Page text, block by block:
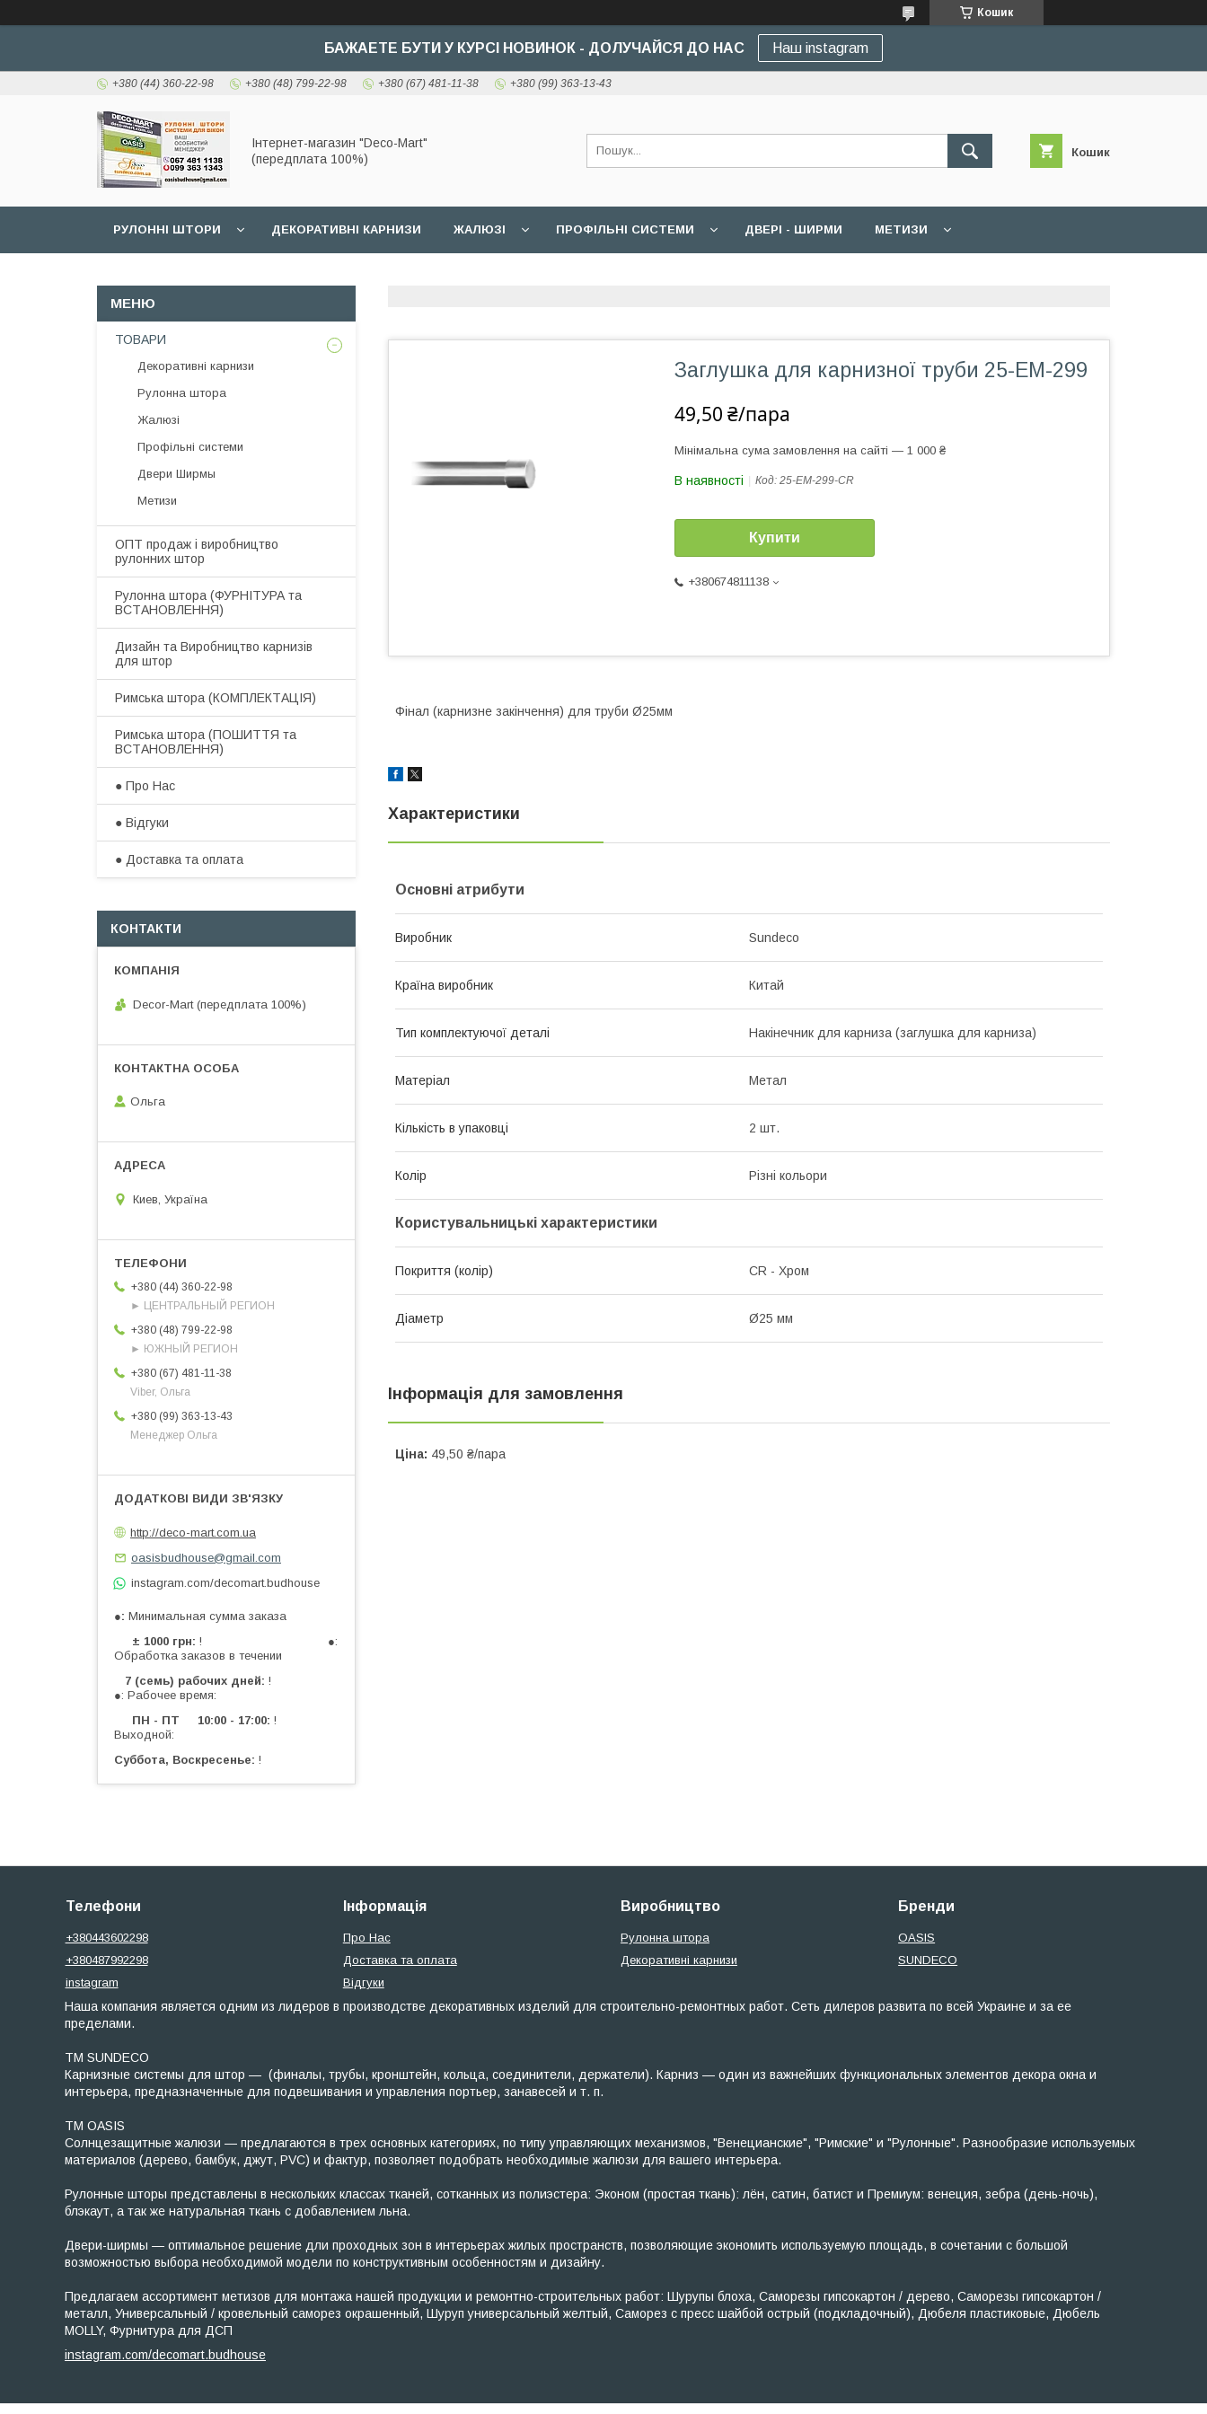
Кошик
БАЖАЕТЕ БУТИ У КУРСІ НОВИНОК - ДОЛУЧАЙСЯ ДО НАС Наш instagram
+380 (44) 360-22-98 +380 (48) 799-22-98 +380 (67) 481-11-38 +380 (99) 363-13-43
Інтернет-магазин "Deco-Mart"
(передплата 100%)
Кошик
РУЛОННІ ШТОРИ ДЕКОРАТИВНІ КАРНИЗИ ЖАЛЮЗІ ПРОФІЛЬНІ СИСТЕМИ ДВЕРІ - ШИРМИ МЕТИЗИ
Заглушка для карнизної труби 25-EM-299
49,50 ₴/пара
Мінімальна сума замовлення на сайті — 1 000 ₴
В наявності Код: 25-EM-299-CR
Купити
+380674811138
Фінал (карнизне закінчення) для труби Ø25мм
Характеристики
Основні атрибути
Виробник Sundeco
Країна виробник Китай
Тип комплектуючої деталі Накінечник для карниза (заглушка для карниза)
Матеріал Метал
Кількість в упаковці 2 шт.
Колір Різні кольори
Користувальницькі характеристики
Покриття (колір) CR - Хром
Діаметр Ø25 мм
Інформація для замовлення
Ціна: 49,50 ₴/пара
ТОВАРИ
Декоративні карнизи
Рулонна штора
Жалюзі
Профільні системи
Двери Ширмы
Метизи
ОПТ продаж і виробництво
рулонних штор
​Рулонна штора (ФУРНІТУРА та
ВСТАНОВЛЕННЯ)
Дизайн та Виробництво карнизів
для штор
​Римська штора (КОМПЛЕКТАЦІЯ)
Римська штора (ПОШИТТЯ та
ВСТАНОВЛЕННЯ)
● Про Нас
● Відгуки
● Доставка та оплата​
КОНТАКТИ
Decor-Mart (передплата 100%)
Ольга
Киев, Україна
+380 (44) 360-22-98
► ЦЕНТРАЛЬНЫЙ РЕГИОН
+380 (48) 799-22-98
► ЮЖНЫЙ РЕГИОН
+380 (67) 481-11-38
Viber, Ольга
+380 (99) 363-13-43
Менеджер Ольга
http://deco-mart.com.ua
oasisbudhouse@gmail.com
instagram.com/decomart.budhouse
● Минимальная сумма заказа
± 1000 грн ! ●:
Обработка заказов в течении
7 (семь) рабочих дней !
●: Рабочее время:
ПН - ПТ 10:00 - 17:00 !
Выходной:
Суббота, Воскресенье !
Телефони
+380443602298
+380487992298
instagram
Інформація
Про Нас
Доставка та оплата
Відгуки
Виробництво
Рулонна штора
Декоративні карнизи
Бренди
OASIS
SUNDECO
Наша компания является одним из лидеров в производстве декоративных изделий для строительно-ремонтных работ. Сеть дилеров развита по всей Украине и за ее
пределами.
ТМ SUNDECO
Карнизные системы для штор — (финалы, трубы, кронштейн, кольца, соединители, держатели). Карниз — один из важнейших функциональных элементов декора окна и
интерьера, предназначенные для подвешивания и управления портьер, занавесей и т. п.
TM OASIS
Солнцезащитные жалюзи — предлагаются в трех основных категориях, по типу управляющих механизмов, "Венецианские", "Римские" и "Рулонные". Разнообразие используемых
материалов (дерево, бамбук, джут, PVC) и фактур, позволяет подобрать необходимые жалюзи для вашего интерьера.
Рулонные шторы представлены в нескольких классах тканей, сотканных из полиэстера: Эконом (простая ткань): лён, сатин, батист и Премиум: венеция, зебра (день-ночь),
блэкаут, а так же натуральная ткань с добавлением льна.
Двери-ширмы — оптимальное решение дли проходных зон в интерьерах жилых пространств, позволяющие экономить используемую площадь, в сочетании с большой
возможностью выбора необходимой модели по конструктивным особенностям и дизайну.
Предлагаем ассортимент метизов для монтажа нашей продукции и ремонтно-строительных работ: Шурупы блоха, Саморезы гипсокартон / дерево, Саморезы гипсокартон /
металл, Универсальный / кровельный саморез окрашенный, Шуруп универсальный желтый, Саморез с пресс шайбой острый (подкладочный), Дюбеля пластиковые, Дюбель
MOLLY, Фурнитура для ДСП
instagram.com/decomart.budhouse